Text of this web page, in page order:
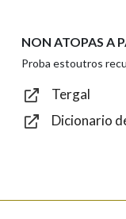
Texto de
NON ATOPAS A
Proba estoutros
Tergal
Dicionario